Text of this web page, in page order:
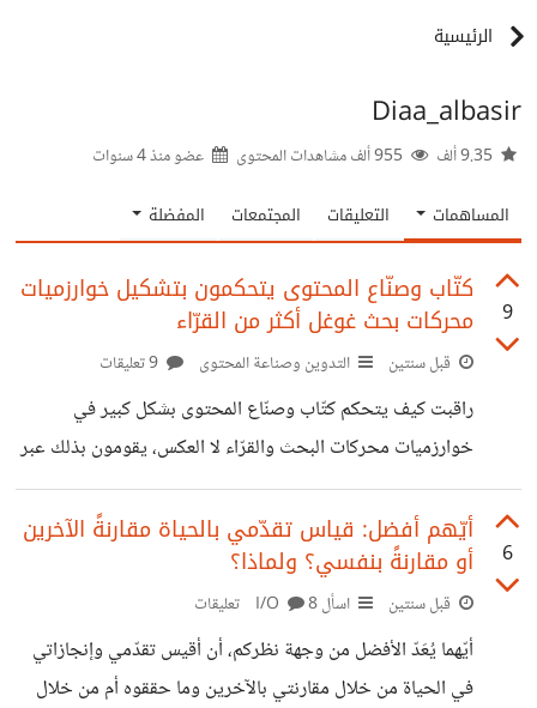
الرئيسية
Diaa_albasir
عضو منذ4 سنوات
المساهمات التعليقات المجتمعات المفضلة
9
كتّاب وصنّاع المحتوى يتحكمون بتشكيل خوارزميات
محركات بحث غوغل أكثر من القرّاء
قبل سنتين التدوين وصناعة المحتوى
راقبت كيف يتحكم كتّاب وصنّاع المحتوى بشكل كبير في
خوارزميات محركات البحث والقرّاء لا العكس، يقومون بذلك عبر
اختيار كلمات مفتاحية بعناية وفقاً لاغراضهم من المتصفح
وعقليته، يقومون بصياغة محتواهم بناءً على الناس وما يريدون
أن يقدّموا لهم من معلومات ومنتجات..الخ ولذلك مع مرور الوقت
ونجاح هذه السلوكيات تعتمد الخوارزميات على هذه الأنماط
لتحديد ما يراه القراء مما يجعل الكتابة هي نفسها أداة توجيهية
للمعلومات المتاحة والخوارزميات تأتي لتنظّمها لا لتتحكم بها،
6
أيّهم أفضل: قياس تقدّمي بالحياة مقارنةً الآخرين
أو مقارنةً بنفسي؟ ولماذا؟
قبل سنتين اسأل I/O8 تعليقات
أيّهما يُعَدّ الأفضل من وجهة نظركم، أن أقيس تقدّمي وإنجازاتي
في الحياة من خلال مقارنتي بالآخرين وما حققوه أم من خلال